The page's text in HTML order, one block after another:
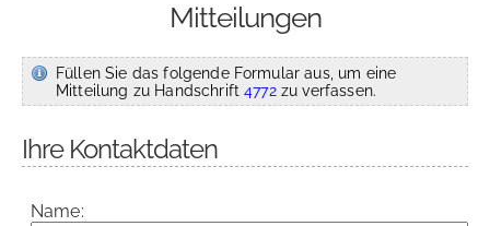
Mitteilungen
Füllen Sie das folgende Formular aus, um eine
Mitteilung zu Handschrift4772zu verfassen.
Ihre Kontaktdaten
Name: